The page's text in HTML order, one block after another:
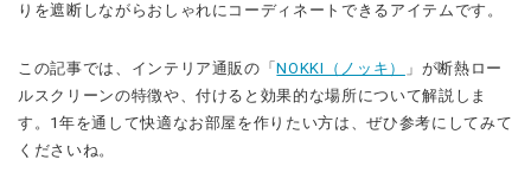
りを遮断しながらおしゃれにコーディネートできるアイテムです。
この記事では、インテリア通販の「NOKKI（ノッキ）
」が断熱ロー
ルスクリーンの特徴や、付けると効果的な場所について解説しま
す。 1年を通して快適なお部屋を作りたい方は、ぜひ参考にしてみて
くださいね。